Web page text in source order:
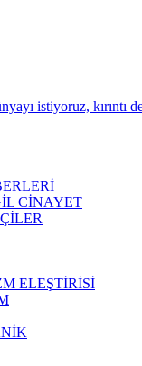
CİNAYET
ELEŞTİRİSİ